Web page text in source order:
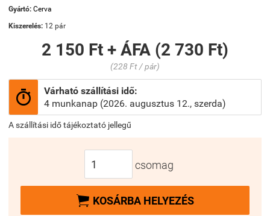
Gyártó: Cerva
Kiszerelés: 12 pár
2 150 Ft + ÁFA (2 730 Ft)
(228 Ft / pár)

Várható szállítási idő:
4 munkanap (2026. augusztus 12., szerda)
A szállítási idő tájékoztató jellegű
csomag
 KOSÁRBA HELYEZÉS